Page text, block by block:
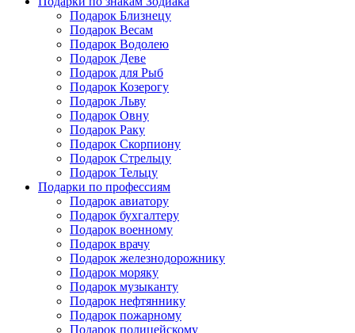
Подарок Близнецу
Подарок Весам
Подарок Водолею
Подарок Деве
Подарок для Рыб
Подарок Козерогу
Подарок Льву
Подарок Овну
Подарок Раку
Подарок Скорпиону
Подарок Стрельцу
Подарок Тельцу
Подарки по профессиям
Подарок авиатору
Подарок бухгалтеру
Подарок военному
Подарок врачу
Подарок железнодорожнику
Подарок моряку
Подарок музыканту
Подарок нефтяннику
Подарок пожарному
Подарок полицейскому